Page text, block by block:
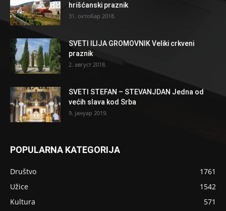
hrišćanski praznik
31. октобар 2018.
SVETI ILIJA GROMOVNIK Veliki crkveni
praznik
2. август 2018.
SVETI STEFAN – STEVANJDAN Jedna od
većih slava kod Srba
9. јануар 2019.
POPULARNA KATEGORIJA
Društvo
1761
Užice
1542
Kultura
571